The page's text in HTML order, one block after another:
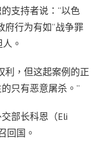
支持者说：“以色
府行为有如“战争罪
。
利，但这起案例的正
只有恶意屠杀。”
部长科恩（Eli
回国。